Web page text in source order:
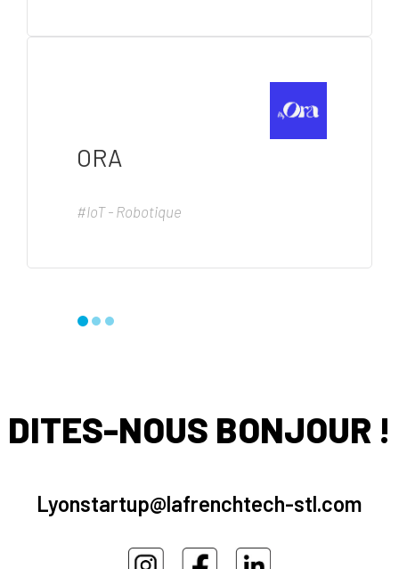
ORA
#IoT - Robotique
DITES-NOUS BONJOUR !
Lyonstartup@lafrenchtech-stl.com